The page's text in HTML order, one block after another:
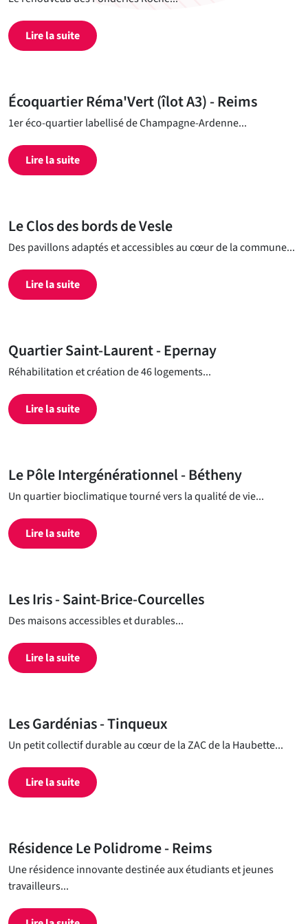
Lire la suite
Écoquartier Réma'Vert (îlot A3) - Reims
1er éco-quartier labellisé de Champagne-Ardenne...
Lire la suite
Le Clos des bords de Vesle
Des pavillons adaptés et accessibles au cœur de la commune...
Lire la suite
Quartier Saint-Laurent - Epernay
Réhabilitation et création de 46 logements...
Lire la suite
Le Pôle Intergénérationnel - Bétheny
Un quartier bioclimatique tourné vers la qualité de vie...
Lire la suite
Les Iris - Saint-Brice-Courcelles
Des maisons accessibles et durables...
Lire la suite
Les Gardénias - Tinqueux
Un petit collectif durable au cœur de la ZAC de la Haubette...
Lire la suite
Résidence Le Polidrome - Reims
Une résidence innovante destinée aux étudiants et jeunes
travailleurs...